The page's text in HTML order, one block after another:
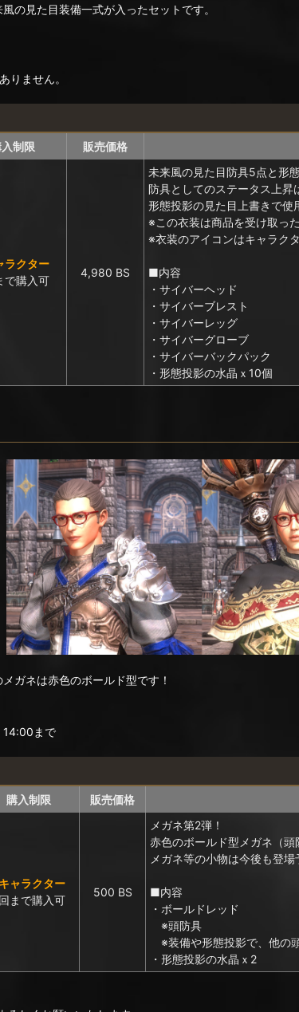
の見た目装備一式が入ったセットです。
ません。
制限 販売価格
ラクター
で購入可
4,980 BS
未来風の見た目防具5点と形
防具としてのステータス上昇
形態投影の見た目上書きで使
※この衣装は商品を受け取っ
※衣装のアイコンはキャラク
■内容
・サイバーヘッド
・サイバーブレスト
・サイバーレッグ
・サイバーグローブ
・サイバーバックパック
・形態投影の水晶ｘ10個
ガネは赤色のボールド型です！
14:00まで
購入制限 販売価格
ャラクター
まで購入可
500 BS
メガネ第2弾！
赤色のボールド型メガネ（頭
メガネ等の小物は今後も登場
■内容
・ボールドレッド
※頭防具
※装備や形態投影で、他の
・形態投影の水晶ｘ2